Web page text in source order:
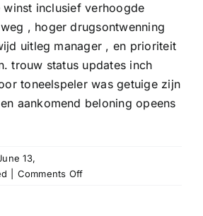
inclusief verhoogde
, hoger drugsontwenning
uitleg manager , en prioriteit
trouw status updates inch
toneelspeler was getuige zijn
aankomend beloning opeens
13,
Comments Offon